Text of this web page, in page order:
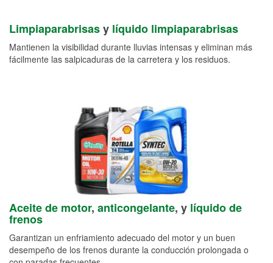
Limpiaparabrisasy líquido limpiaparabrisas
Mantienen la visibilidad durante lluvias intensas y eliminan más
fácilmente las salpicaduras de la carretera y los residuos.
Aceite de motor, anticongelante, y líquido de
frenos
Garantizan un enfriamiento adecuado del motor y un buen
desempeño de los frenos durante la conducción prolongada o